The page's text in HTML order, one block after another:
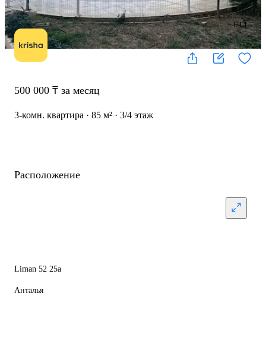
1/14
500 000 ₸ за месяц
3-комн. квартира · 85 м² · 3/4 этаж
Расположение
Liman 52 25а
Анталья